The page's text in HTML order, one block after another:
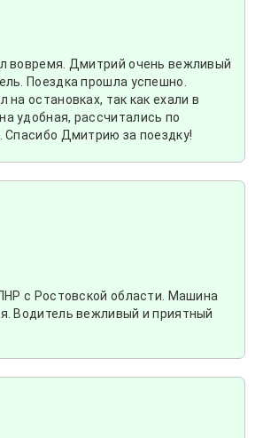
вовремя. Дмитрий очень вежливый
Поездка прошла успешно.
на остановках, так как ехали в
удобная, рассчитались по
Спасибо Дмитрию за поездку!
с Ростовской области. Машина
Водитель вежливый и приятный